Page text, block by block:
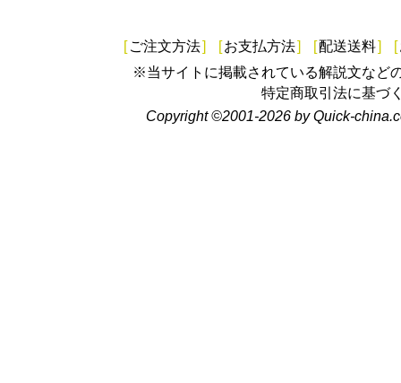
[ ご注文方法] [お支払方法] [配送送料] [
※当サイトに掲載されている解説文など
特定商取引法に基づ
Copyright ©2001-2026 by Quick-